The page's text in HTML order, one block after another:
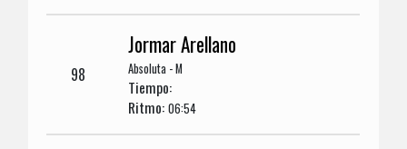
98
Jormar Arellano
Absoluta - M
Tiempo:
Ritmo:06:54